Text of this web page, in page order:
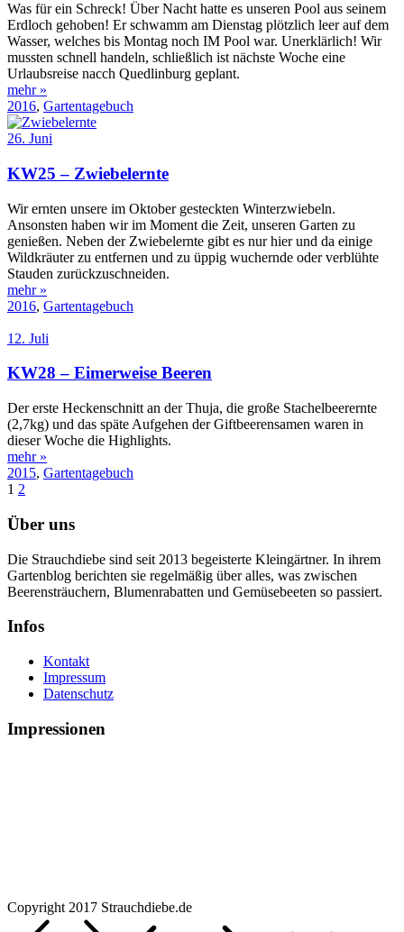
Was für ein Schreck! Über Nacht hatte es unseren Pool aus seinem
Erdloch gehoben! Er schwamm am Dienstag plötzlich leer auf dem
Wasser, welches bis Montag noch IM Pool war. Unerklärlich! Wir
mussten schnell handeln, schließlich ist nächste Woche eine
Urlaubsreise nacch Quedlinburg geplant.
mehr »
2016, Gartentagebuch
26. Juni
KW25 – Zwiebelernte
Wir ernten unsere im Oktober gesteckten Winterzwiebeln.
Ansonsten haben wir im Moment die Zeit, unseren Garten zu
genießen. Neben der Zwiebelernte gibt es nur hier und da einige
Wildkräuter zu entfernen und zu üppig wuchernde oder verblühte
Stauden zurückzuschneiden.
mehr »
2016, Gartentagebuch
12. Juli
KW28 – Eimerweise Beeren
Der erste Heckenschnitt an der Thuja, die große Stachelbeerernte
(2,7kg) und das späte Aufgehen der Giftbeerensamen waren in
dieser Woche die Highlights.
mehr »
2015, Gartentagebuch
1 2
Über uns
Die Strauchdiebe sind seit 2013 begeisterte Kleingärtner. In ihrem
Gartenblog berichten sie regelmäßig über alles, was zwischen
Beerensträuchern, Blumenrabatten und Gemüsebeeten so passiert.
Infos
Kontakt
Impressum
Datenschutz
Impressionen
Copyright 2017 Strauchdiebe.de